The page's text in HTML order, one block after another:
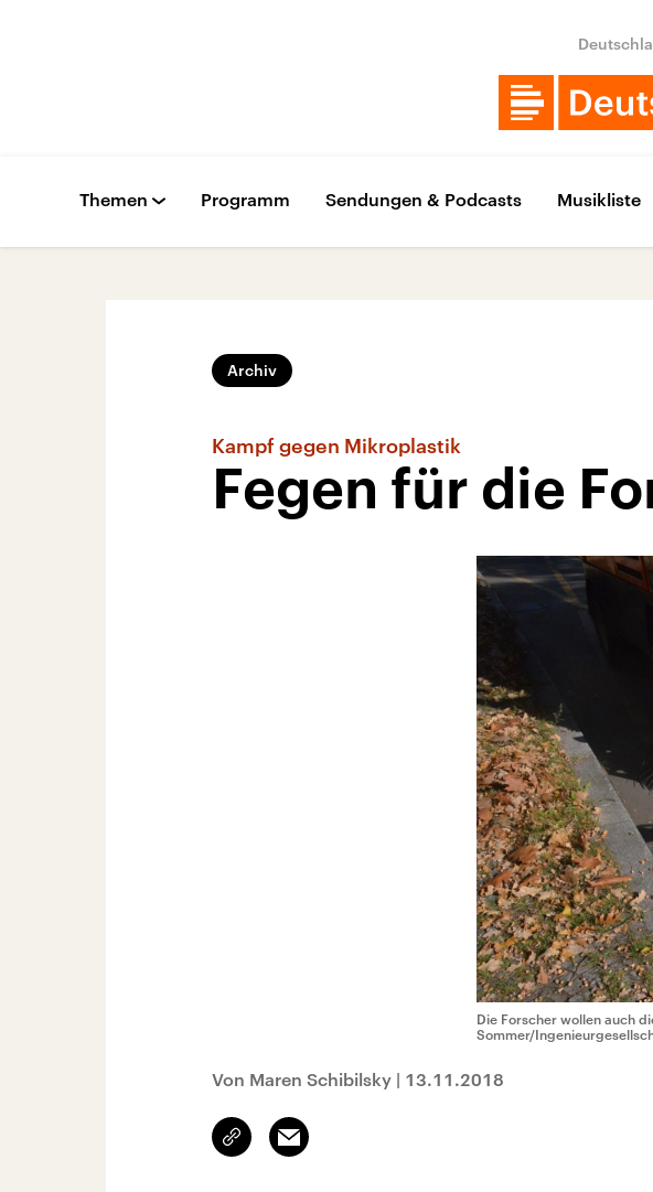
Themen Programm Sendungen & Podcasts Musikliste
Archiv
Kampf gegen Mikroplastik
Fegen für die
Die Forscher wollen auch
Sommer/
Von Maren Schibilsky | 13.11.2018
Link
kopieren/teilen
Email